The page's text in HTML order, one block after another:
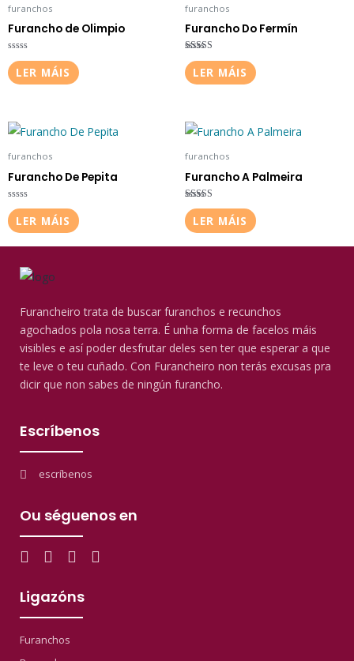
furanchos
Furancho de Olimpio
Valorado
en
0
de
LER MÁIS
furanchos
Furancho Do Fermín
Valorado
en
4.50
de 5
LER MÁIS
furanchos
Furancho De Pepita
Valorado
en
0
de
LER MÁIS
furanchos
Furancho A Palmeira
Valorado
en
4.50
de 5
LER MÁIS
Furancheiro trata de buscar furanchos e recunchos
agochados pola nosa terra. É unha forma de facelos máis
visibles e así poder desfrutar deles sen ter que esperar a que
te leve o teu cuñado. Con Furancheiro non terás excusas pra
dicir que non sabes de ningún furancho.
Escríbenos
escríbenos
Ou séguenos en
Ligazóns
Furanchos